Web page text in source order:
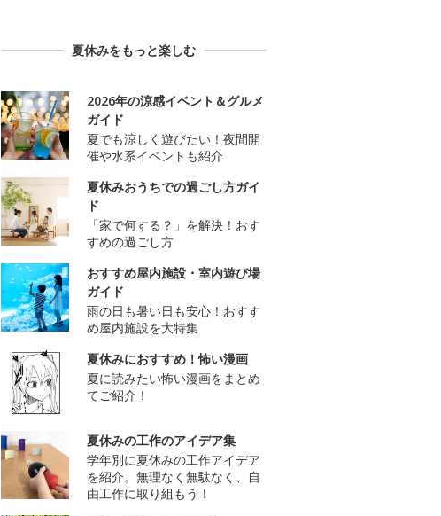
夏休みをもっと楽しむ
2026年の涼感イベント＆グルメ
ガイド
夏でも涼しく遊びたい！夜間開
催や水系イベントも紹介
夏休みおうちでの過ごし方ガイ
ド
「家で何する？」を解決！おす
すめの過ごし方
おすすめ屋内施設・室内遊び場
ガイド
雨の日も暑い日も安心！おすす
め屋内施設を大特集
夏休みにおすすめ！怖い漫画
夏に読みたい怖い漫画をまとめ
てご紹介！
夏休みの工作のアイデア集
学年別に夏休みの工作アイデア
を紹介。無理なく無駄なく、自
由工作に取り組もう！